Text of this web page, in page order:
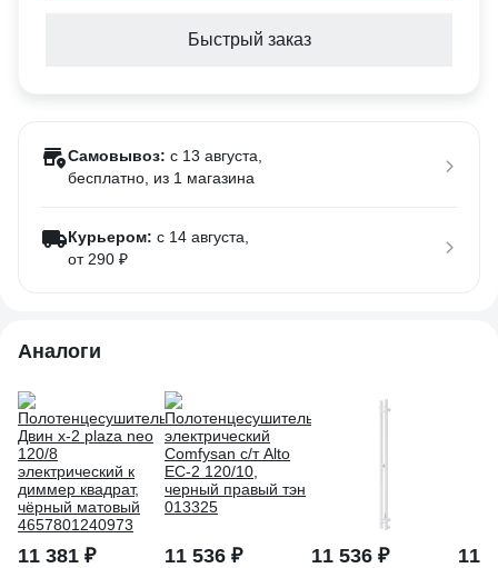
Быстрый заказ
Самовывоз: c 13 августа,
бесплатно , из 1 магазина
Курьером: c 14 августа,
от 290 ₽
Аналоги
11 381 ₽ 11 536 ₽ 11 536 ₽ 11